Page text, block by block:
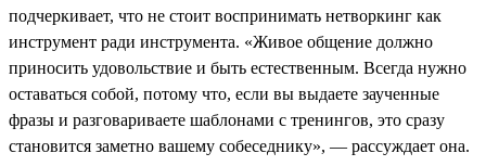
подчеркивает, что не стоит воспринимать нетворкинг как
инструмент ради инструмента. «Живое общение должно
приносить удовольствие и быть естественным. Всегда нужно
оставаться собой, потому что, если вы выдаете заученные
фразы и разговариваете шаблонами с тренингов, это сразу
становится заметно вашему собеседнику», — рассуждает она.